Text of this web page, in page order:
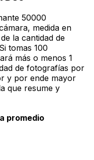
50000
medida en
la cantidad de
tomas 100
más o menos 1
de fotografías por
y por ende mayor
que resume y
promedio